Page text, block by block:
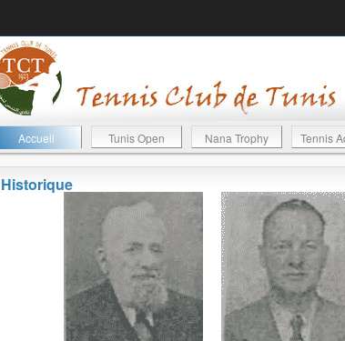
Accueil Tunis Open Nana Trophy Tennis
Historique